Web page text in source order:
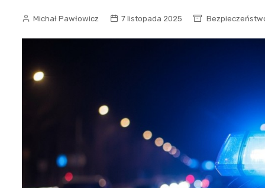
Michał Pawłowicz 7 listopada 2025